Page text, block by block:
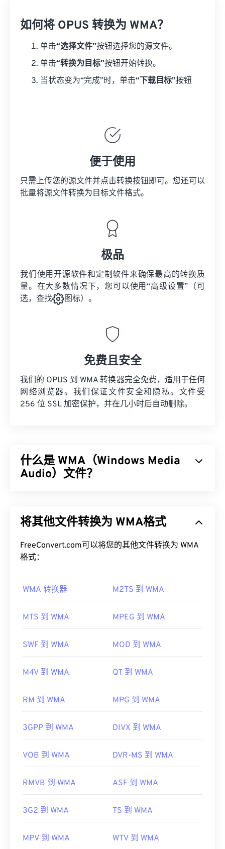
如何将 OPUS 转换为 WMA？
单击“选择文件”按钮选择您的源文件。
单击“转换为目标”按钮开始转换。
当状态变为“完成”时，单击“下载目标”按钮
便于使用
只需上传您的源文件并点击转换按钮即可。您还可以
批量将源文件转换为目标文件格式。
极品
我们使用开源软件和定制软件来确保最高的转换质
量。在大多数情况下，您可以使用“高级设置”（可
选，查找
图标）。
免费且安全
我们的 OPUS 到 WMA 转换器完全免费，适用于任何
网络浏览器。我们保证文件安全和隐私。文件受
256 位 SSL 加密保护，并在几小时后自动删除。
什么是 WMA（Windows Media
Audio）文件？
编解码器，也是一种音频格式。自 1999 年诞生以
WMA Pro、WMA Lossless和WMA Voice。它是
Windows Media
如何打开 WMA 文件？
作为Windows Media 的核心组件，Windows Media
默认程序。然而，由于
WMA 文件相对普及，许多其
Media Console
，它有适用于 Apple iOS、
本。
有用的链接：
https://docs.microsoft.com/en-
codecs
将其他文件转换为 WMA格式
FreeConvert.com可以将您的其他文件转换为 WMA
格式：
WMA 转换器 M2TS 到 WMA
MTS 到 WMA MPEG 到 WMA
SWF 到 WMA MOD 到 WMA
M4V 到 WMA QT 到 WMA
RM 到 WMA MPG 到 WMA
3GPP 到 WMA DIVX 到 WMA
VOB 到 WMA DVR-MS 到 WMA
RMVB 到 WMA ASF 到 WMA
3G2 到 WMA TS 到 WMA
MPV 到 WMA WTV 到 WMA